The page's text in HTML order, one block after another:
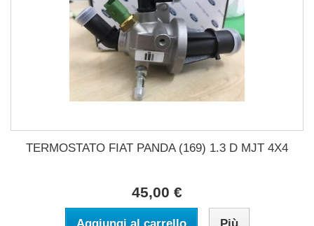
TERMOSTATO FIAT PANDA (169) 1.3 D MJT 4X4
45,00 €